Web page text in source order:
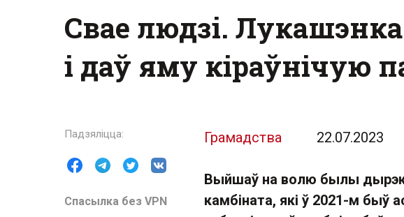
Свае людзі.
і даў яму кіраўнічую
Спасылка без VPN
Грамадства 22.07.2023
Выйшаў на волю былы
камбіната, які ў 2021-м быў